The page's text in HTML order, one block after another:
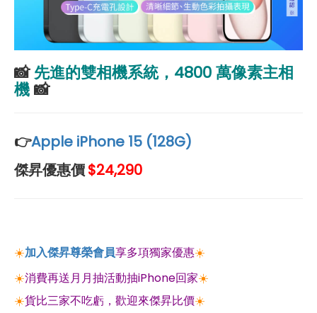
📸先進的雙相機系統，4800 萬像素主相
機📸
👉Apple iPhone 15 (128G)
傑昇優惠價$24,290
☀️加入傑昇尊榮會員享多項獨家優惠☀️
☀️消費再送月月抽活動抽iPhone回家☀️
☀️貨比三家不吃虧，歡迎來傑昇比價☀️